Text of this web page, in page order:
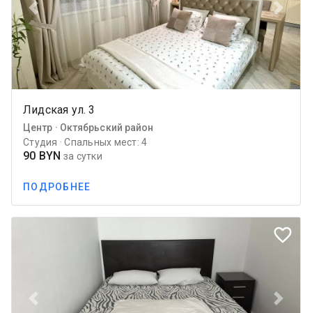
Previous Next
Лидская ул. 3
Центр · Октябрьский район
Студия · Спальных мест: 4
90 BYN за сутки
ПОДРОБНЕЕ
favorite_border
Previous Next